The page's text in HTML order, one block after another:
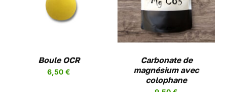
Boule OCR
6,50 €
Carbonate de
magnésium avec
colophane